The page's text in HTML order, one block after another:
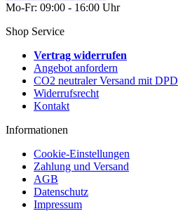
Mo-Fr: 09:00 - 16:00 Uhr
Shop Service
Vertrag widerrufen
Angebot anfordern
CO2 neutraler Versand mit DPD
Widerrufsrecht
Kontakt
Informationen
Cookie-Einstellungen
Zahlung und Versand
AGB
Datenschutz
Impressum